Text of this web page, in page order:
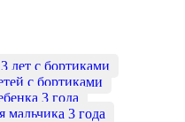
лет с бортиками
с бортиками
3 года
мальчика 3 года